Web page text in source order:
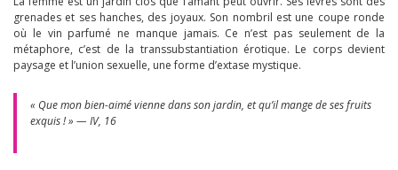
grenades et ses hanches, des joyaux. Son nombril est une coupe ronde
où le vin parfumé ne manque jamais. Ce n’est pas seulement de la
métaphore, c’est de la transsubstantiation érotique. Le corps devient
paysage et l’union sexuelle, une forme d’extase mystique.
« Que mon bien-aimé vienne dans son jardin, et qu’il mange de ses fruits
exquis ! » — IV, 16